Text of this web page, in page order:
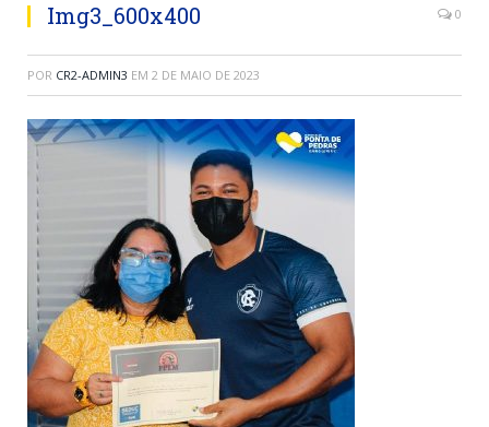
Img3_600x400 0
POR CR2-ADMIN3 EM 2 DE MAIO DE 2023